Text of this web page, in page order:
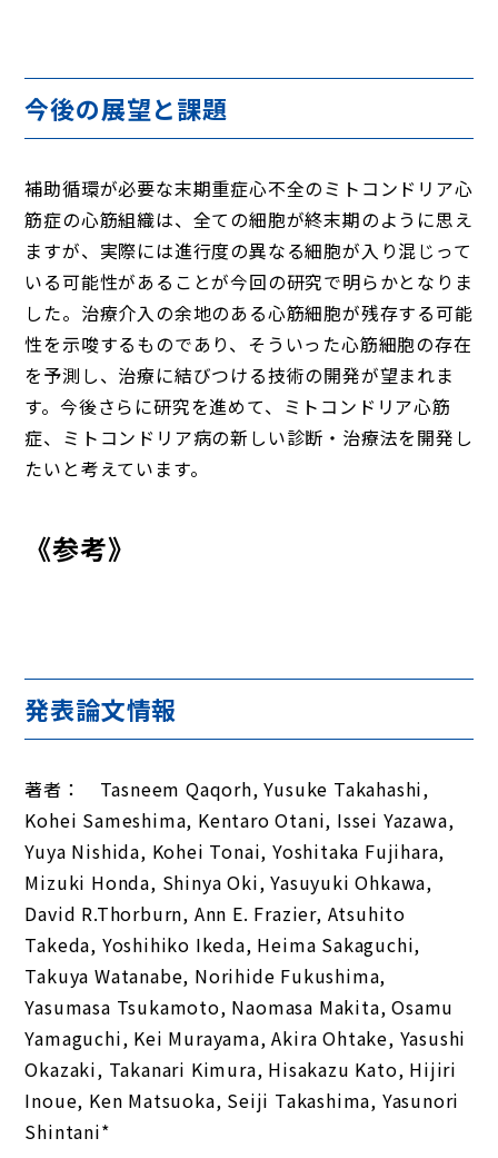
今後の展望と課題
補助循環が必要な末期重症心不全のミトコンドリア心
筋症の心筋組織は、全ての細胞が終末期のように思え
ますが、実際には進行度の異なる細胞が入り混じって
いる可能性があることが今回の研究で明らかとなりま
した。治療介入の余地のある心筋細胞が残存する可能
性を示唆するものであり、そういった心筋細胞の存在
を予測し、治療に結びつける技術の開発が望まれま
す。今後さらに研究を進めて、ミトコンドリア心筋
症、ミトコンドリア病の新しい診断・治療法を開発し
たいと考えています。
《参考》
発表論文情報
著者： Tasneem Qaqorh, Yusuke Takahashi,
Kohei Sameshima, Kentaro Otani, Issei Yazawa,
Yuya Nishida, Kohei Tonai, Yoshitaka Fujihara,
Mizuki Honda, Shinya Oki, Yasuyuki Ohkawa,
David R.Thorburn, Ann E. Frazier, Atsuhito
Takeda, Yoshihiko Ikeda, Heima Sakaguchi,
Takuya Watanabe, Norihide Fukushima,
Yasumasa Tsukamoto, Naomasa Makita, Osamu
Yamaguchi, Kei Murayama, Akira Ohtake, Yasushi
Okazaki, Takanari Kimura, Hisakazu Kato, Hijiri
Inoue, Ken Matsuoka, Seiji Takashima, Yasunori
Shintani*